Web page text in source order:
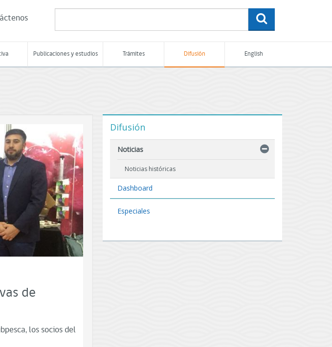
Publicaciones y estudios Trámites Difusión English
de
los socios del
Difusión
Noticias
Noticias históricas
Dashboard
Especiales